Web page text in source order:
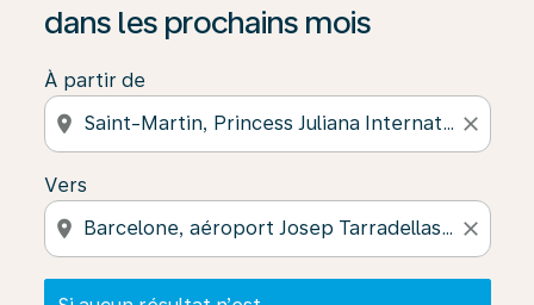
dans les prochains mois
À partir de
location_on close
Vers
location_on close